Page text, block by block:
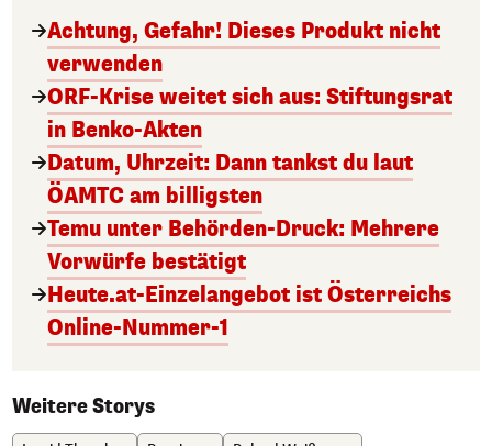
Achtung, Gefahr! Dieses Produkt nicht
verwenden
ORF-Krise weitet sich aus: Stiftungsrat
in Benko-Akten
Datum, Uhrzeit: Dann tankst du laut
ÖAMTC am billigsten
Temu unter Behörden-Druck: Mehrere
Vorwürfe bestätigt
Heute.at-Einzelangebot ist Österreichs
Online-Nummer-1
Weitere Storys